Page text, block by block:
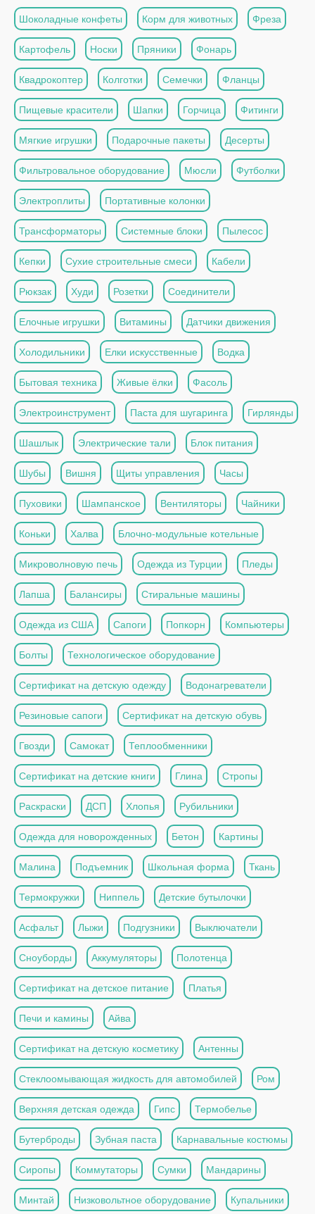
Шоколадные конфеты Корм для животных Фреза
Картофель Носки Пряники Фонарь
Квадрокоптер Колготки Семечки Фланцы
Пищевые красители Шапки Горчица Фитинги
Мягкие игрушки Подарочные пакеты Десерты
Фильтровальное оборудование Мюсли Футболки
Электроплиты Портативные колонки
Трансформаторы Системные блоки Пылесос
Кепки Сухие строительные смеси Кабели
Рюкзак Худи Розетки Соединители
Елочные игрушки Витамины Датчики движения
Холодильники Елки искусственные Водка
Бытовая техника Живые ёлки Фасоль
Электроинструмент Паста для шугаринга Гирлянды
Шашлык Электрические тали Блок питания
Шубы Вишня Щиты управления Часы
Пуховики Шампанское Вентиляторы Чайники
Коньки Халва Блочно-модульные котельные
Микроволновую печь Одежда из Турции Пледы
Лапша Балансиры Стиральные машины
Одежда из США Сапоги Попкорн Компьютеры
Болты Технологическое оборудование
Сертификат на детскую одежду Водонагреватели
Резиновые сапоги Сертификат на детскую обувь
Гвозди Самокат Теплообменники
Сертификат на детские книги Глина Стропы
Раскраски ДСП Хлопья Рубильники
Одежда для новорожденных Бетон Картины
Малина Подъемник Школьная форма Ткань
Термокружки Ниппель Детские бутылочки
Асфальт Лыжи Подгузники Выключатели
Сноуборды Аккумуляторы Полотенца
Сертификат на детское питание Платья
Печи и камины Айва
Сертификат на детскую косметику Антенны
Стеклоомывающая жидкость для автомобилей Ром
Верхняя детская одежда Гипс Термобелье
Бутерброды Зубная паста Карнавальные костюмы
Сиропы Коммутаторы Сумки Мандарины
Минтай Низковольтное оборудование Купальники